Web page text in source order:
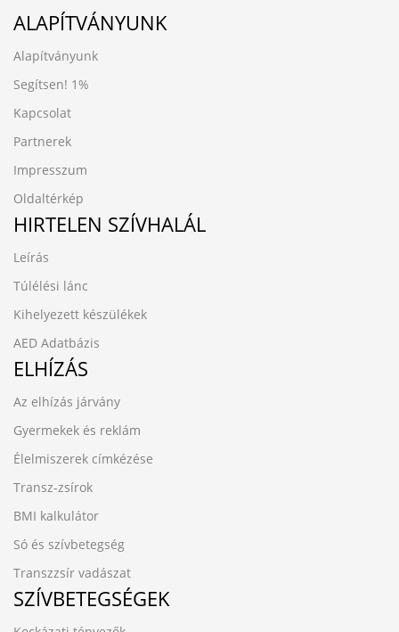
ALAPÍTVÁNYUNK
Alapítványunk
Segítsen! 1%
Kapcsolat
Partnerek
Impresszum
Oldaltérkép
HIRTELEN SZÍVHALÁL
Leírás
Túlélési lánc
Kihelyezett készülékek
AED Adatbázis
ELHÍZÁS
Az elhízás járvány
Gyermekek és reklám
Élelmiszerek címkézése
Transz-zsírok
BMI kalkulátor
Só és szívbetegség
Transzzsír vadászat
SZÍVBETEGSÉGEK